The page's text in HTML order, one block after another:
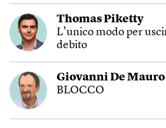
Thomas Piketty
L’unico modo per
debito
Giovanni De Mauro
BLOCCO